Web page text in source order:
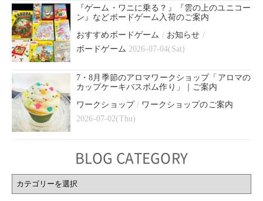
『ゲーム・ワニに乗る？』『雲の上のユニコー
ン』などボードゲーム入荷のご案内
おすすめボードゲーム / お知らせ /
ボードゲーム 2026-07-04(Sat)
7・8月季節のアロマワークショップ「アロマの
カップケーキバスボム作り」｜ご案内
ワークショップ/ ワークショップのご案内
2026-07-02(Thu)
BLOG CATEGORY
BLOG
CATEGORY